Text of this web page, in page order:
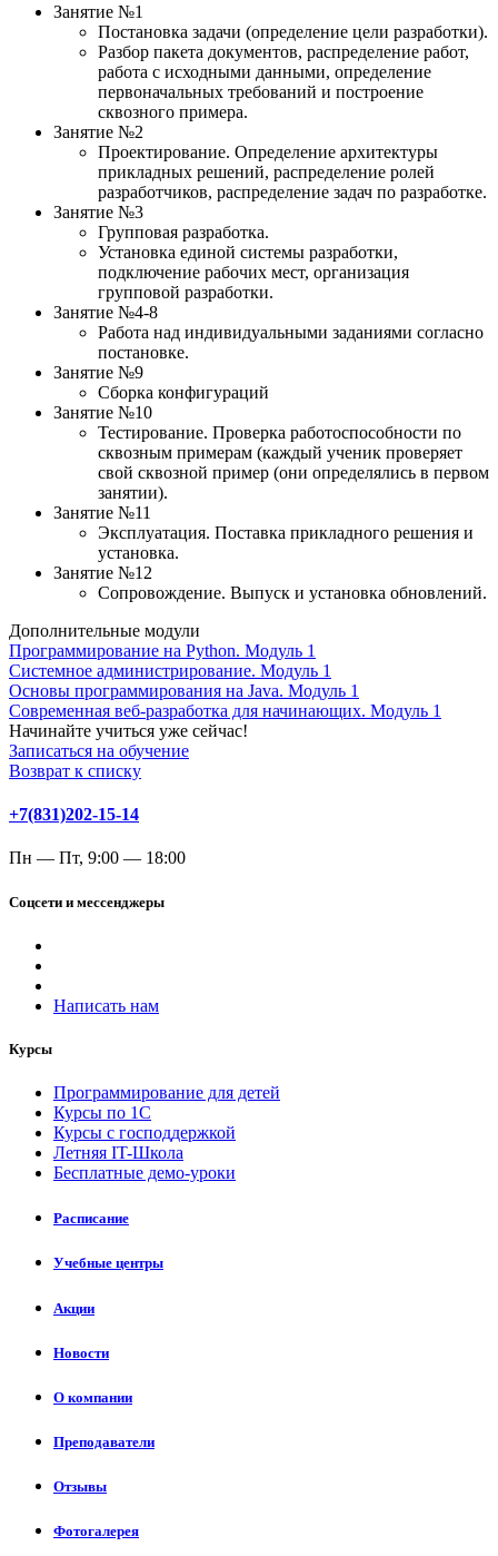
Занятие №1
Постановка задачи (определение цели разработки).
Разбор пакета документов, распределение работ,
работа с исходными данными, определение
первоначальных требований и построение
сквозного примера.
Занятие №2
Проектирование. Определение архитектуры
прикладных решений, распределение ролей
разработчиков, распределение задач по разработке.
Занятие №3
Групповая разработка.
Установка единой системы разработки,
подключение рабочих мест, организация
групповой разработки.
Занятие №4-8
Работа над индивидуальными заданиями согласно
постановке.
Занятие №9
Сборка конфигураций
Занятие №10
Тестирование. Проверка работоспособности по
сквозным примерам (каждый ученик проверяет
свой сквозной пример (они определялись в первом
занятии).
Занятие №11
Эксплуатация. Поставка прикладного решения и
установка.
Занятие №12
Сопровождение. Выпуск и установка обновлений.
Дополнительные модули
Программирование на Python. Модуль 1
Системное администрирование. Модуль 1
Основы программирования на Java. Модуль 1
Современная веб-разработка для начинающих. Модуль 1
Начинайте учиться уже сейчас!
Записаться на обучение
Возврат к списку
+7(831)202-15-14
Пн — Пт, 9:00 — 18:00
Соцсети и мессенджеры
Написать нам
Курсы
Программирование для детей
Курсы по 1С
Курсы с господдержкой
Летняя IT-Школа
Бесплатные демо-уроки
Расписание
Учебные центры
Акции
Новости
О компании
Преподаватели
Отзывы
Фотогалерея